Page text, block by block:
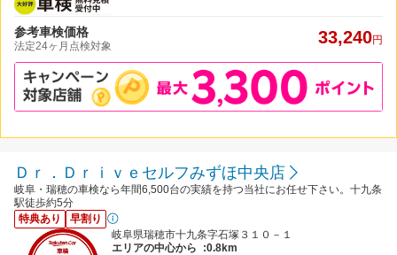
参考車検価格
法定24ヶ月点検対象 33,240円
Ｄｒ．Ｄｒｉｖｅセルフみずほ中央店
岐阜・瑞穂の車検なら年間6,500台の実績を持つ当社にお任せ下さい。十九条
駅徒歩約5分
特典あり
早割り
岐阜県瑞穂市十九条字石塚３１０－１
エリアの中心から
:0.8km